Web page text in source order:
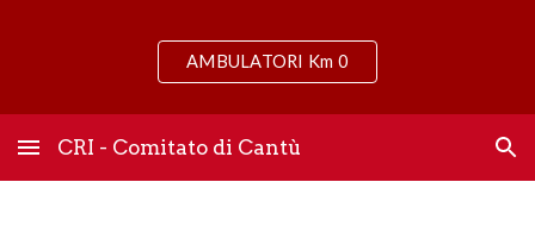
Skip to main content Skip to navigation
AMBULATORI Km 0
CRI - Comitato di Cantù